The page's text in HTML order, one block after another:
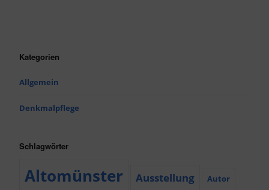
Kategorien
Allgemein
Denkmalpflege
Schlagwörter
Altomünster Ausstellung Autor